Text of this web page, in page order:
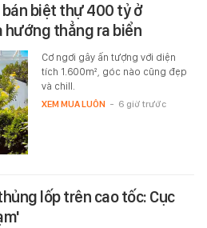
bán biệt thự 400 tỷ ở
hướng thẳng ra biển
Cơ ngơi gây ấn tượng với diện
tích 1.600m², góc nào cũng đẹp
và chill.
XEM MUA LUÔN - 6 giờ trước
lốp trên cao tốc: Cục